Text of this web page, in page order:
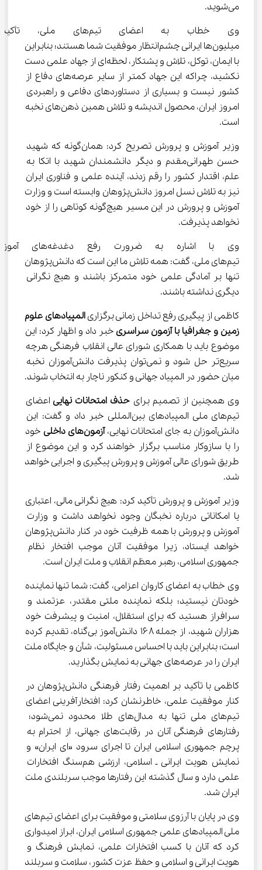
می‌شوید.
وی خطاب به اعضای تیم‌های
میلیون‌ها ایرانی چشم‌انتظار موفقیت شما هستند؛ بنابراین
با ایمان، توکل، تلاش و پشتکار، لحظه‌ای از جهاد علمی دست
نکشید، چراکه این جهاد کمتر از سایر عرصه‌های دفاع از
کشور نیست و بسیاری از دستاوردهای دفاعی و راهبردی
امروز ایران، محصول اندیشه و تلاش همین ذهن‌های نخبه
است.
وزیر آموزش و پرورش تصریح کرد: همان‌گونه که شهید
حسن طهرانی‌مقدم و دیگر دانشمندان شهید با اتکا به
علم، اقتدار کشور را رقم زدند، آینده علمی و فناوری ایران
نیز به تلاش نسل امروز دانش‌پژوهان وابسته است و وزارت
آموزش و پرورش در این مسیر هیچ‌گونه کوتاهی را از خود
نخواهد پذیرفت.
وی با اشاره به ضرورت
تیم‌های ملی، گفت: همه تلاش ما این است که دانش‌پژوهان
تنها بر آمادگی علمی خود متمرکز باشند و هیچ نگرانی
دیگری نداشته باشند.
کاظمی از پیگیری رفع تداخل زمانی برگزاری المپیادهای علوم
زمین و جغرافیا با آزمون سراسری خبر داد و اظهار کرد: این
موضوع باید با همکاری شورای عالی انقلاب فرهنگی هرچه
سریع‌تر حل شود و نمی‌توان پذیرفت دانش‌آموزان نخبه
میان حضور در المپیاد جهانی و کنکور ناچار به انتخاب شوند.
وی همچنین از تصمیم برای حذف امتحانات نهایی اعضای
تیم‌های ملی المپیادهای بین‌المللی خبر داد و گفت: این
دانش‌آموزان به جای امتحانات نهایی،
آزمون‌های داخلی
خود
را با سازوکار مناسب برگزار خواهند کرد و این موضوع از
طریق شورای عالی آموزش و پرورش پیگیری و اجرایی خواهد
شد.
وزیر آموزش و پرورش تأکید کرد: هیچ نگرانی مالی، اعتباری
یا امکاناتی درباره نخبگان وجود نخواهد داشت و وزارت
آموزش و پرورش با همه ظرفیت خود در کنار دانش‌پژوهان
خواهد ایستاد، زیرا موفقیت آنان موجب افتخار نظام
جمهوری اسلامی، رهبر معظم انقلاب و ملت ایران است.
وی خطاب به اعضای کاروان اعزامی، گفت: شما تنها نماینده
خودتان نیستید؛ بلکه نماینده ملتی مقتدر، عزتمند و
سرافراز هستید که برای استقلال، امنیت و پیشرفت خود
هزاران شهید، از جمله ۱۶۸ دانش‌آموز بی‌گناه، تقدیم کرده
است؛ بنابراین باید با احساس مسئولیت، شأن و جایگاه ملت
ایران را در عرصه‌های جهانی به نمایش بگذارید.
کاظمی با تأکید بر اهمیت رفتار فرهنگی دانش‌پژوهان در
کنار موفقیت علمی، خاطرنشان کرد: افتخارآفرینی اعضای
تیم‌های ملی تنها به مدال‌های طلا محدود نمی‌شود؛
رفتارهای فرهنگی آنان در رقابت‌های جهانی، از احترام به
پرچم جمهوری اسلامی ایران تا اجرای سرود «ای ایران» و
نمایش هویت ایرانی ـ اسلامی، ارزشی هم‌سنگ افتخارات
علمی دارد و سال گذشته این رفتارها موجب سربلندی ملت
ایران شد.
وی در پایان با آرزوی سلامتی و موفقیت برای اعضای تیم‌های
ملی المپیادهای علمی جمهوری اسلامی ایران، ابراز امیدواری
کرد که آنان با کسب افتخارات علمی، نمایش فرهنگ و
هویت ایرانی و اسلامی و حفظ عزت کشور، سلامت و سربلند